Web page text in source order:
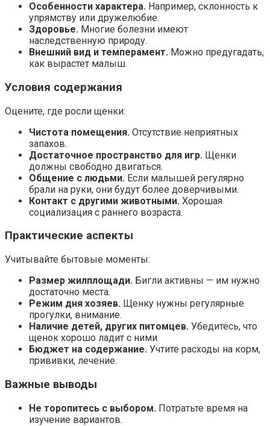
Особенности характера. Например, склонность к
упрямству или дружелюбие.
Здоровье. Многие болезни имеют
наследственную природу.
Внешний вид и темперамент. Можно предугадать,
как вырастет малыш.
Условия содержания
Оцените, где росли щенки:
Чистота помещения. Отсутствие неприятных
запахов.
Достаточное пространство для игр. Щенки
должны свободно двигаться.
Общение с людьми. Если малышей регулярно
брали на руки, они будут более доверчивыми.
Контакт с другими животными. Хорошая
социализация с раннего возраста.
Практические аспекты
Учитывайте бытовые моменты:
Размер жилплощади. Бигли активны — им нужно
достаточно места.
Режим дня хозяев. Щенку нужны регулярные
прогулки, внимание.
Наличие детей, других питомцев. Убедитесь, что
щенок хорошо ладит с ними.
Бюджет на содержание. Учтите расходы на корм,
прививки, лечение.
Важные выводы
Не торопитесь с выбором. Потратьте время на
изучение вариантов.